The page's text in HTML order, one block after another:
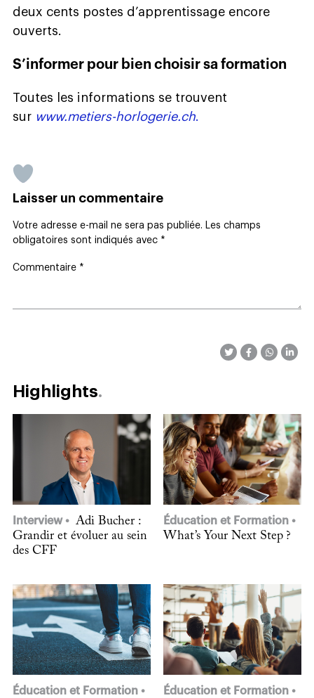
deux cents postes d’apprentissage encore
ouverts.
S’informer pour bien choisir sa formation
Toutes les informations se trouvent
sur www.metiers-horlogerie.ch.
Laisser un commentaire
Votre adresse e-mail ne sera pas publiée.
Les champs
obligatoires sont indiqués avec *
Commentaire *
Highlights
Interview
Adi Bucher :
Grandir et évoluer au sein
des CFF
Éducation et Formation
What’s Your Next Step ?
Éducation et Formation Éducation et Formation